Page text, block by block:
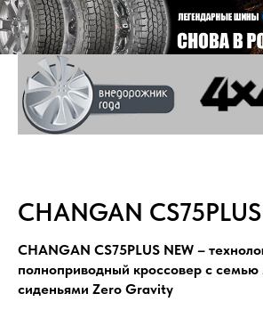
CHANGAN
CHANGAN CS75PLUS NEW –
полноприводный кроссовер с
сиденьями Zero Gravity